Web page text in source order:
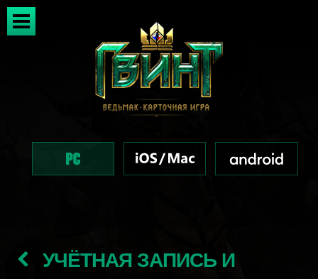
УЧЁТНАЯ ЗАПИСЬ И